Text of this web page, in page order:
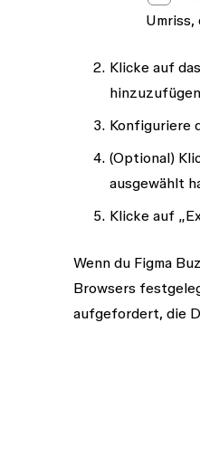
Klicke auf das
Konfiguriere
(Optional)
ausgewählt
Klicke auf
Wenn du Figma
Browsers
aufgefordert, die